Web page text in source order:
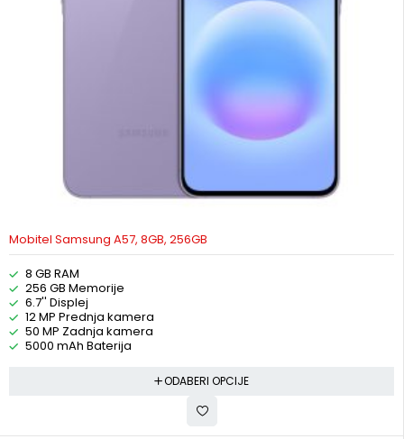
Mobitel Samsung A57, 8GB, 256GB
8 GB RAM
256 GB Memorije
6.7'' Displej
12 MP Prednja kamera
50 MP Zadnja kamera
5000 mAh Baterija
ODABERI OPCIJE